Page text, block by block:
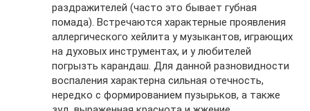
раздражителей (часто это бывает губная
помада). Встречаются характерные проявления
аллергического хейлита у музыкантов, играющих
на духовых инструментах, и у любителей
погрызть карандаш. Для данной разновидности
воспаления характерна сильная отечность,
нередко с формированием пузырьков, а также